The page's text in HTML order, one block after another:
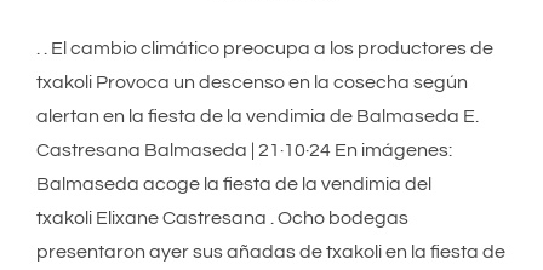
. . El cambio climático preocupa a los productores de
txakoli Provoca un descenso en la cosecha según
alertan en la fiesta de la vendimia de Balmaseda E.
Castresana Balmaseda | 21·10·24 En imágenes:
Balmaseda acoge la fiesta de la vendimia del
txakoli Elixane Castresana . Ocho bodegas
presentaron ayer sus añadas de txakoli en la fiesta de